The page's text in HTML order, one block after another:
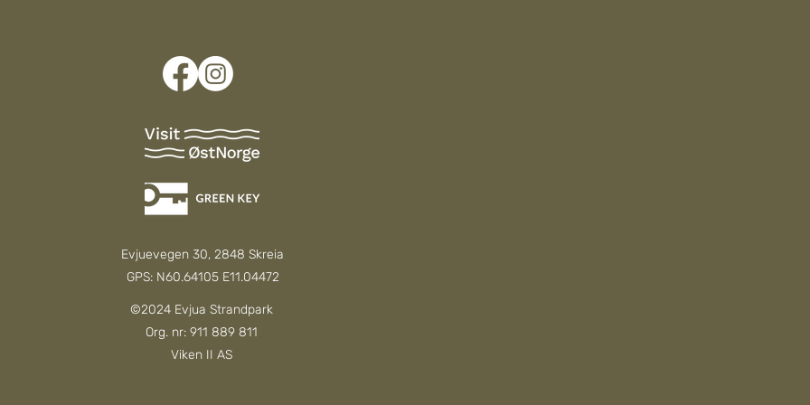
Evjuevegen 30, 2848 Skreia
GPS: N60.64105 E11.04472
©2024 Evjua Strandpark
Org. nr: 911 889 811
Viken II AS